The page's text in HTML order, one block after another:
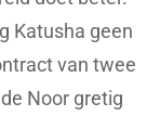
Katusha geen
van twee
Noor gretig